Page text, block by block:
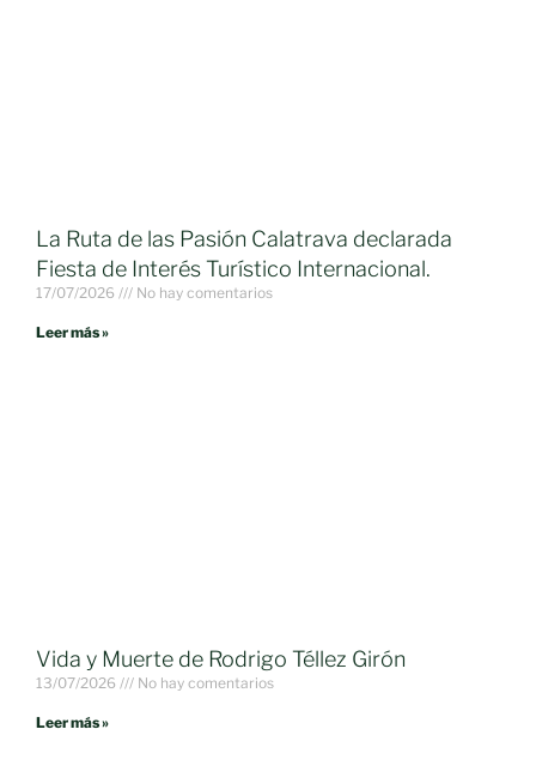
La Ruta de las Pasión Calatrava declarada
Fiesta de Interés Turístico Internacional.
17/07/2026 No hay comentarios
Leer más »
Vida y Muerte de Rodrigo Téllez Girón
13/07/2026 No hay comentarios
Leer más »